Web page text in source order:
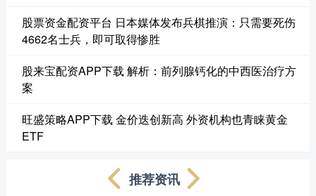
股票资金配资平台 日本媒体发布兵棋推演：只需要死伤
4662名士兵，即可取得惨胜
股来宝配资APP下载 解析：前列腺钙化的中西医治疗方
案
旺盛策略APP下载 金价迭创新高 外资机构也青睐黄金
ETF
推荐资讯